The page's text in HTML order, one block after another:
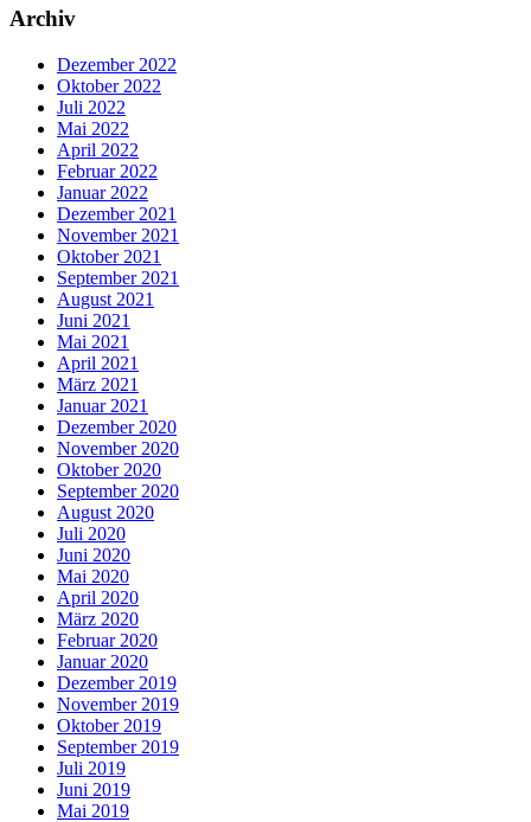
Archiv
Dezember 2022
Oktober 2022
Juli 2022
Mai 2022
April 2022
Februar 2022
Januar 2022
Dezember 2021
November 2021
Oktober 2021
September 2021
August 2021
Juni 2021
Mai 2021
April 2021
März 2021
Januar 2021
Dezember 2020
November 2020
Oktober 2020
September 2020
August 2020
Juli 2020
Juni 2020
Mai 2020
April 2020
März 2020
Februar 2020
Januar 2020
Dezember 2019
November 2019
Oktober 2019
September 2019
Juli 2019
Juni 2019
Mai 2019